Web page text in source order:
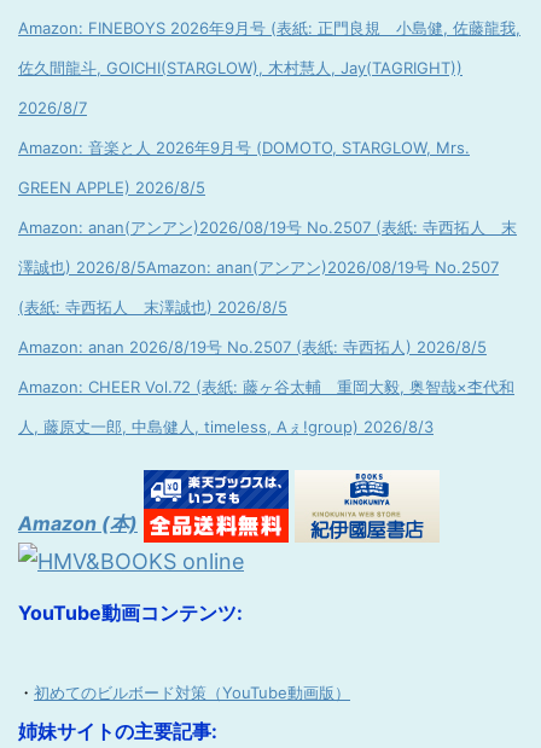
Amazon: FINEBOYS 2026年9月号 (表紙: 正門良規 小島健, 佐藤龍我,
佐久間龍斗, GOICHI(STARGLOW), 木村慧人, Jay(TAGRIGHT))
2026/8/7
Amazon: 音楽と人 2026年9月号 (DOMOTO, STARGLOW, Mrs.
GREEN APPLE) 2026/8/5
Amazon: anan(アンアン)2026/08/19号 No.2507 (表紙: 寺西拓人 末
澤誠也) 2026/8/5Amazon: anan(アンアン)2026/08/19号 No.2507
(表紙: 寺西拓人 末澤誠也) 2026/8/5
Amazon: anan 2026/8/19号 No.2507 (表紙: 寺西拓人) 2026/8/5
Amazon: CHEER Vol.72 (表紙: 藤ヶ谷太輔 重岡大毅, 奥智哉×杢代和
人, 藤原丈一郎, 中島健人, timeless, Aぇ!group) 2026/8/3
Amazon (本)
YouTube動画コンテンツ:
・ 初めてのビルボード対策（YouTube動画版）
姉妹サイトの主要記事: